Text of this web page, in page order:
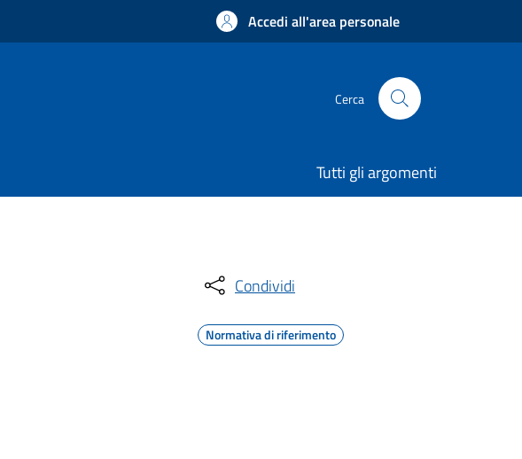
Accedi all'area personale
Cerca
Tutti gli argomenti
Condividi
Normativa di riferimento